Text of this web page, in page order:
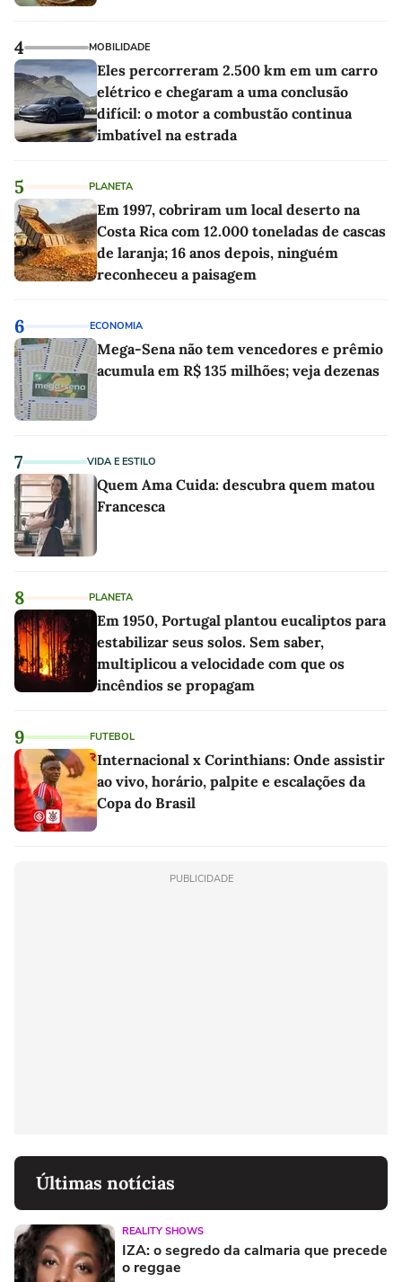
4 MOBILIDADE
Eles percorreram 2.500 km em um carro
elétrico e chegaram a uma conclusão
difícil: o motor a combustão continua
imbatível na estrada
5 PLANETA
Em 1997, cobriram um local deserto na
Costa Rica com 12.000 toneladas de cascas
de laranja; 16 anos depois, ninguém
reconheceu a paisagem
6 ECONOMIA
Mega-Sena não tem vencedores e prêmio
acumula em R$ 135 milhões; veja dezenas
7 VIDA E ESTILO
Quem Ama Cuida: descubra quem matou
Francesca
8 PLANETA
Em 1950, Portugal plantou eucaliptos para
estabilizar seus solos. Sem saber,
multiplicou a velocidade com que os
incêndios se propagam
9 FUTEBOL
Internacional x Corinthians: Onde assistir
ao vivo, horário, palpite e escalações da
Copa do Brasil
PUBLICIDADE
Últimas notícias
REALITY SHOWS
IZA: o segredo da calmaria que precede
o reggae